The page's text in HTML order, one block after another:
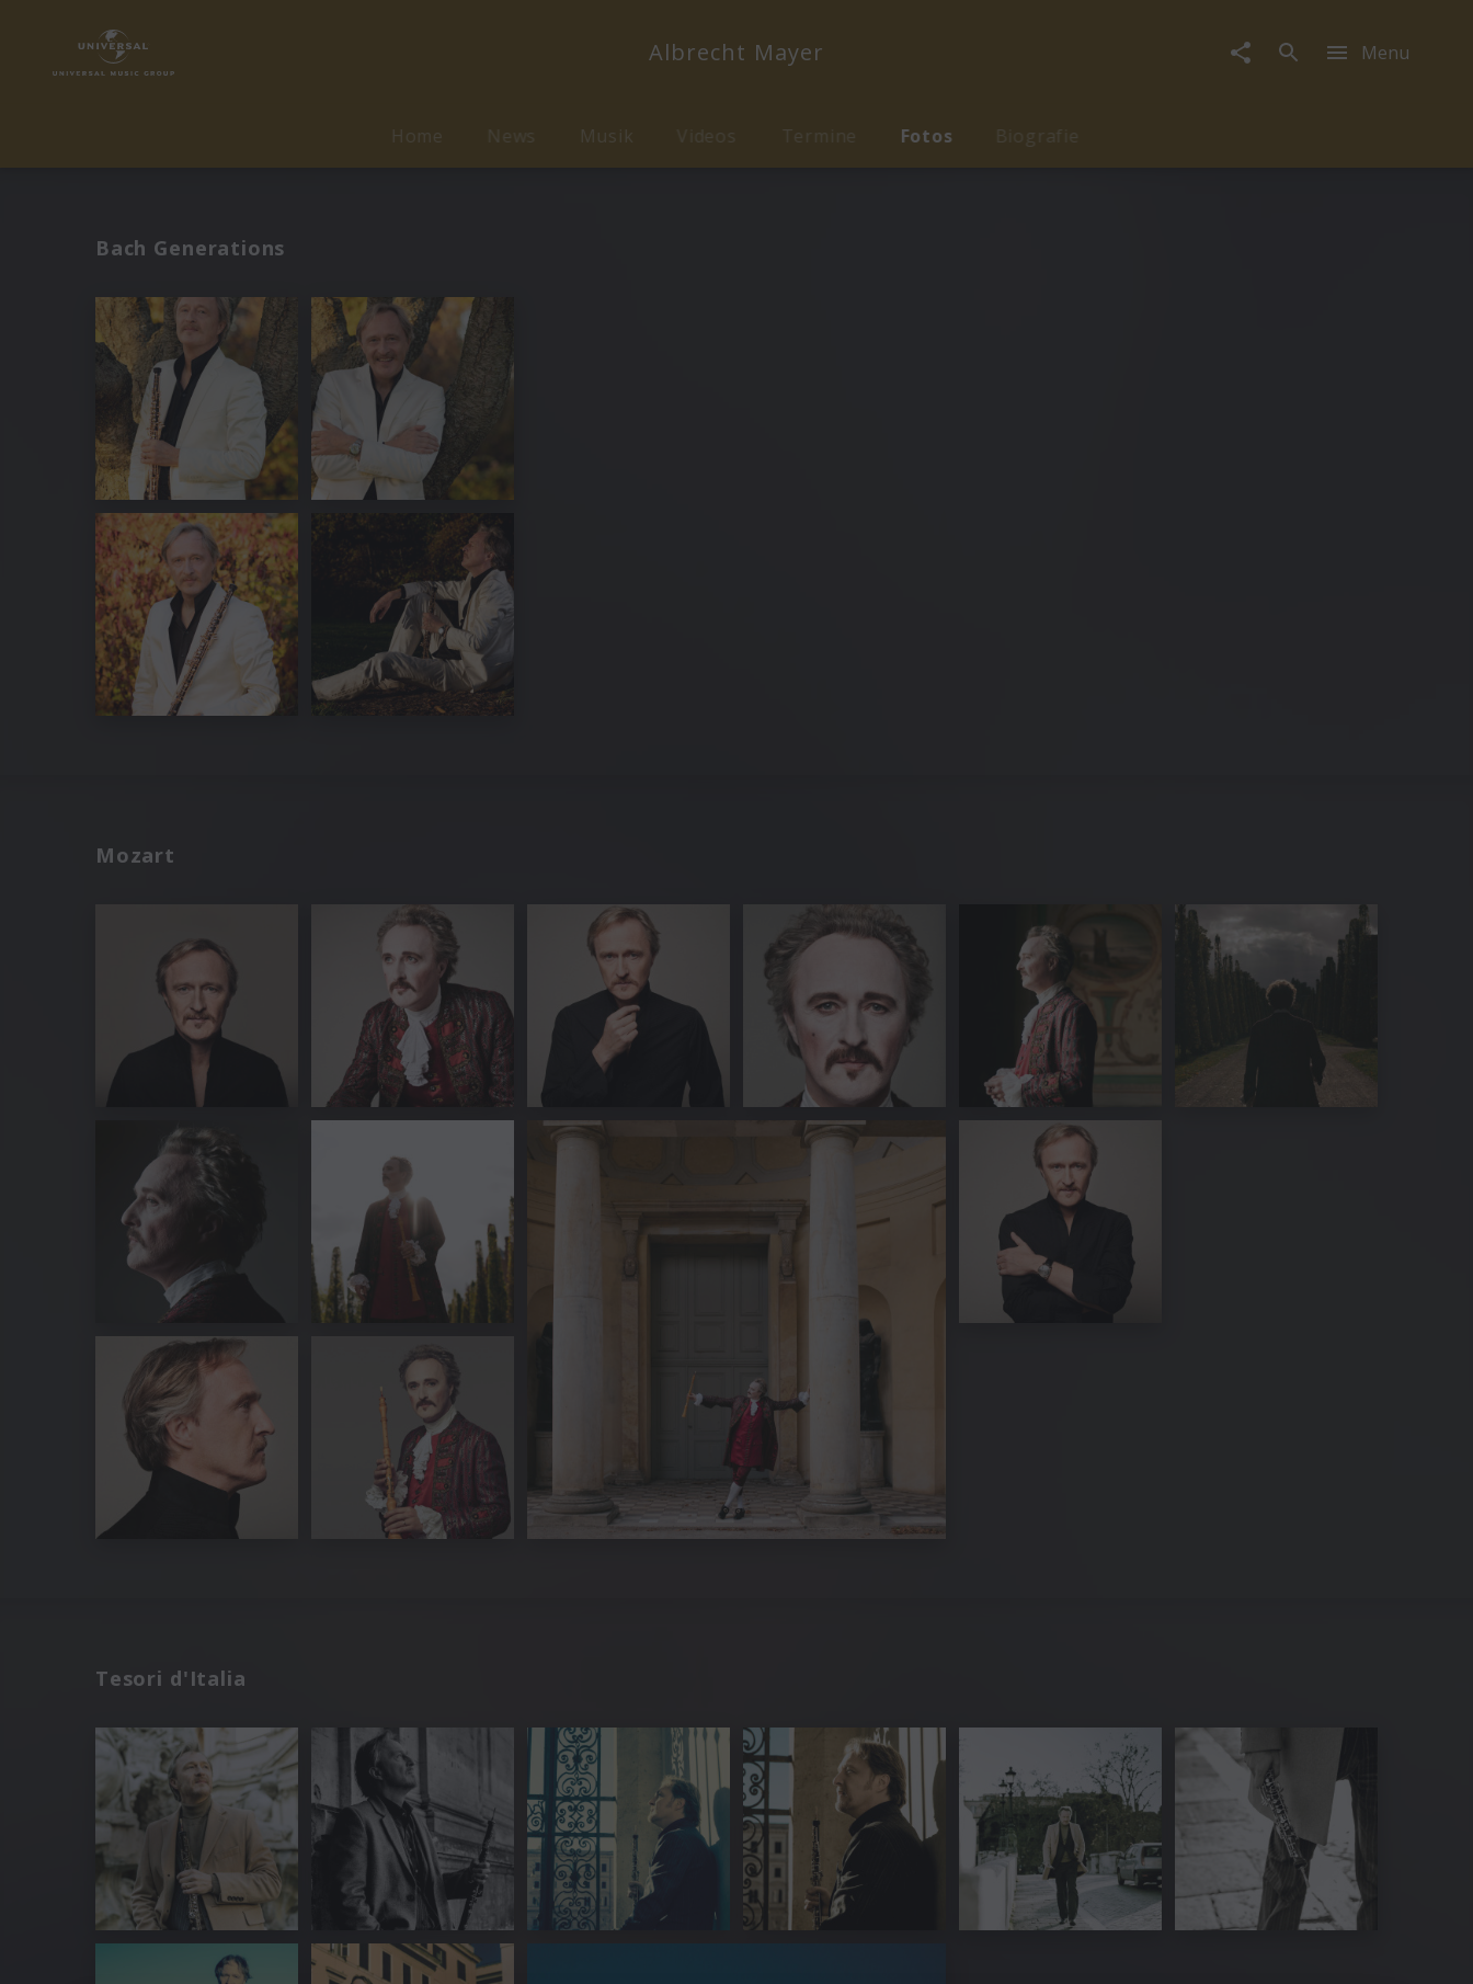
Albrecht Mayer Menu
Home News Musik Videos Termine Fotos Biografie
Bach Generations
Mozart
Tesori d'Italia